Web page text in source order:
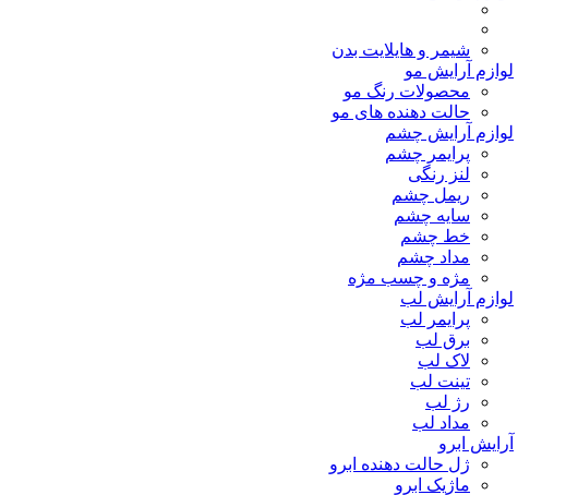
شیمر و هایلایت بدن
لوازم آرایش مو
محصولات رنگ مو
حالت دهنده های مو
لوازم آرایش چشم
پرایمر چشم
لنز رنگی
ریمل چشم
سایه چشم
خط چشم
مداد چشم
مژه و چسب مژه
لوازم آرایش لب
پرایمر لب
برق لب
لاک لب
تینت لب
رژ لب
مداد لب
آرایش ابرو
ژل حالت دهنده ابرو
ماژیک ابرو